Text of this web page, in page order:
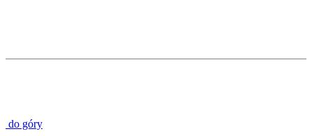
do góry